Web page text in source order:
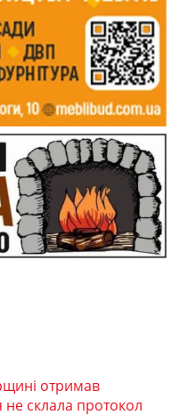
отримав
склала протокол